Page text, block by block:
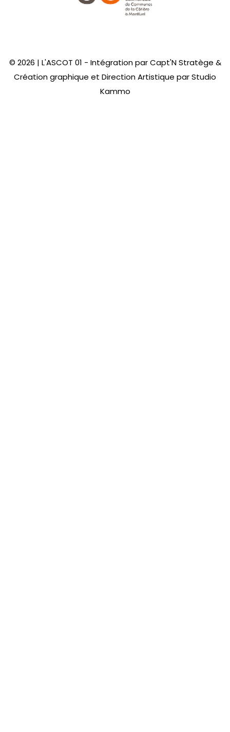
© 2026 | L'ASCOT 01 - Intégration parCapt'N Stratège &
Création graphique et Direction Artistique parStudio
Kammo